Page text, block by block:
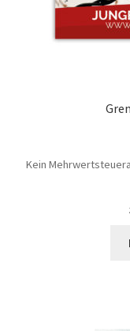
Kein